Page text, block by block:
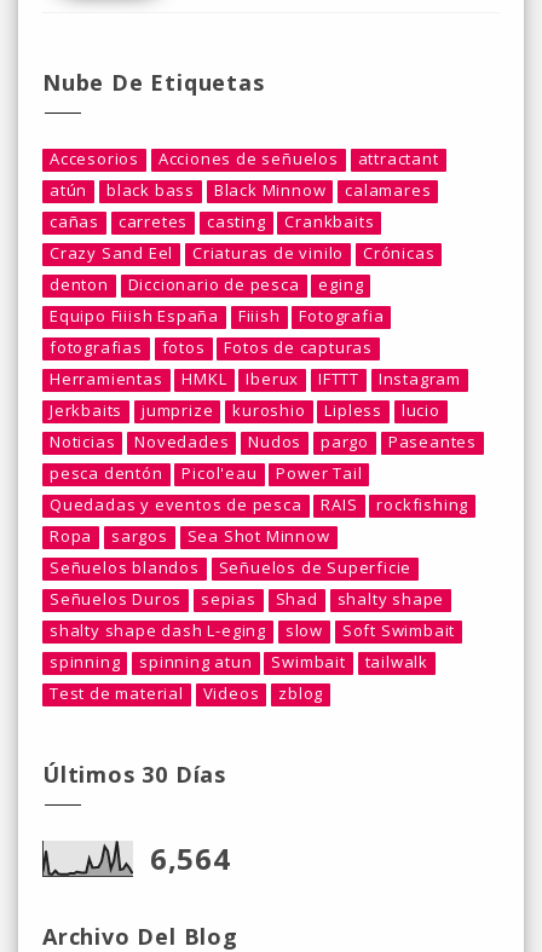
Nube De Etiquetas
Accesorios Acciones de señuelos
attractant
atún
black bass Black Minnow
calamares
cañas
carretes casting
Crankbaits
Crazy Sand Eel
Criaturas de vinilo
Crónicas
denton
Diccionario de pesca
eging
Equipo Fiiish España
Fiiish
Fotografia
fotografias
fotos
Fotos de capturas
Herramientas
HMKL Iberux IFTTT
Instagram
Jerkbaits
jumprize kuroshio Lipless
lucio
Noticias
Novedades Nudos pargo
Paseantes
pesca dentón
Picol'eau
Power Tail
Quedadas y eventos de pesca
RAIS
rockfishing
Ropa
sargos
Sea Shot Minnow
Señuelos blandos
Señuelos de Superficie
Señuelos Duros
sepias Shad
shalty shape
shalty shape dash L-eging
slow
Soft Swimbait
spinning
spinning atun Swimbait
tailwalk
Test de material
Videos zblog
Últimos 30 Días
6,564
Archivo Del Blog